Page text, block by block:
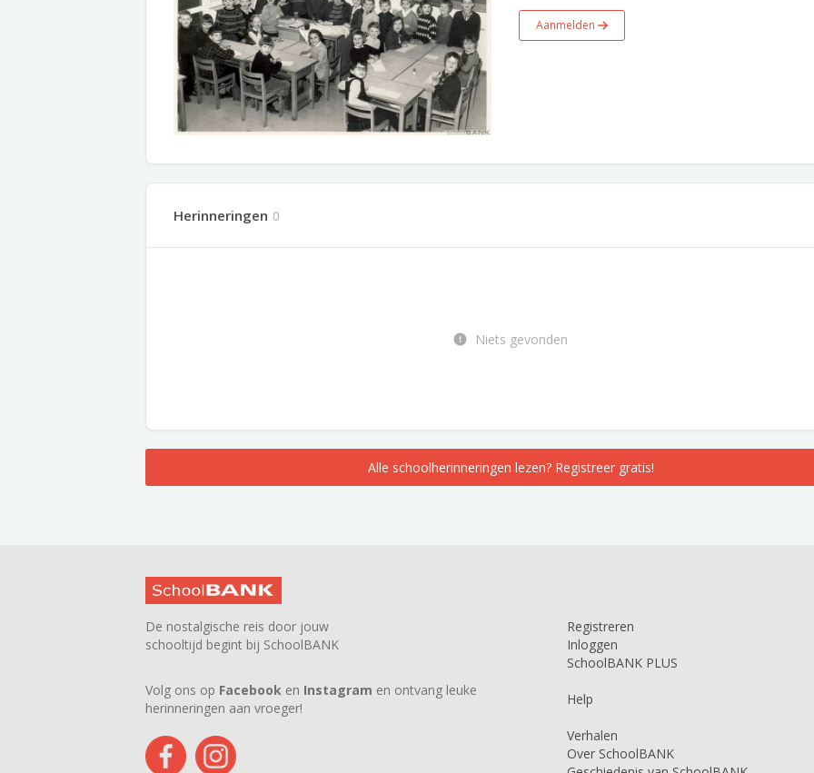
Aanmelden
Herinneringen 0
Niets gevonden
Alle schoolherinneringen lezen? Registreer gratis!
De nostalgische reis door jouw
schooltijd begint bij SchoolBANK
Volg ons op Facebook en Instagram en ontvang leuke
herinneringen aan vroeger!
Registreren
Inloggen
SchoolBANK PLUS
Help
Verhalen
Over SchoolBANK